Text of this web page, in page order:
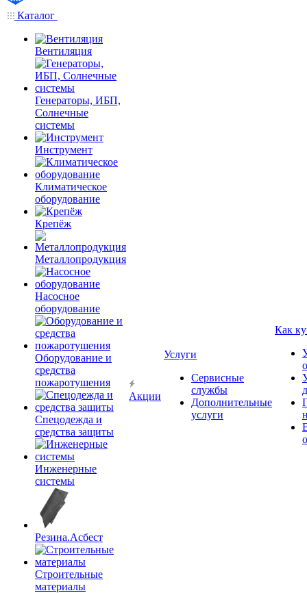
Каталог
Вентиляция
Генераторы, ИБП,
Солнечные
системы
Инструмент
Климатическое
оборудование
Крепёж
Металлопродукция
Насосное
оборудование
Оборудование и
средства
пожаротушения
Спецодежда и
средства защиты
Инженерные
системы
Резина.Асбест
Строительные
материалы
Акции
Услуги
Сервисные
службы
Дополнительные
услуги
Как